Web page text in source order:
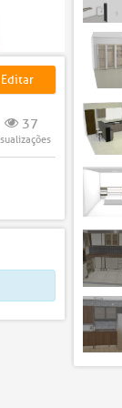
Editar
37